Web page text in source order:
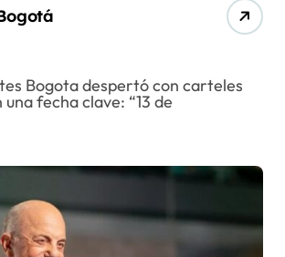
fecha clave: “13 de